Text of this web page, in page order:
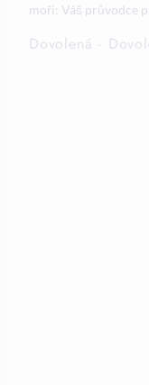
moři: Váš průvodce
Dovolená ·